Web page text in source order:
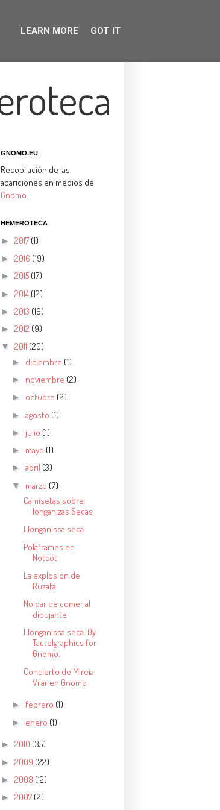
GNOMO.EU
Recopilación de las
apariciones en medios de
Gnomo.
HEMEROTECA
► 2017 (1)
► 2016 (19)
► 2015 (17)
► 2014 (12)
► 2013 (16)
► 2012 (9)
▼ 2011 (20)
► diciembre (1)
► noviembre (2)
► octubre (2)
► agosto (1)
► julio (1)
► mayo (1)
► abril (3)
▼ marzo (7)
Camisetas sobre
longanizas Secas
Llonganissa seca
Polaframes en
Notcot
La explosión de
Ruzafa
No dar de comer al
dibujante
Llonganissa seca. By
Tactelgraphics for
Gnomo.
Concierto de Mireia
Vilar en Gnomo
► febrero (1)
► enero (1)
► 2010 (35)
► 2009 (22)
► 2008 (12)
► 2007 (2)
LEARN MORE GOT IT